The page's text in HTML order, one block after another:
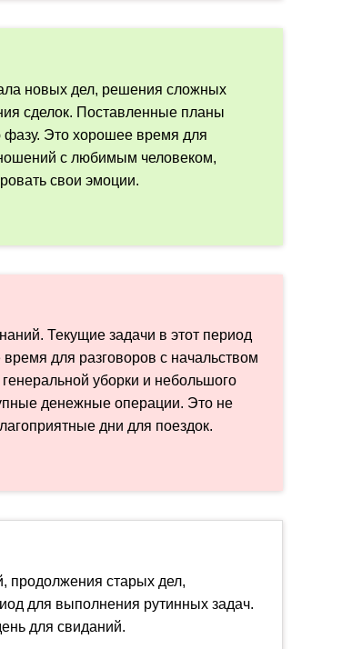
новых дел, решения сложных
сделок. Поставленные планы
фазу. Это хорошее время для
с любимым человеком,
свои эмоции.
Текущие задачи в этот период
для разговоров с начальством
уборки и небольшого
денежные операции. Это не
дни для поездок.
продолжения старых дел,
для выполнения рутинных задач.
для свиданий.